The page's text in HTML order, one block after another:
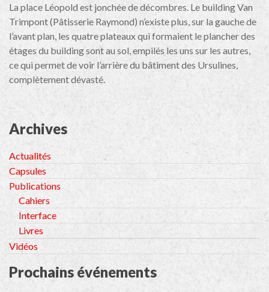
La place Léopold est jonchée de décombres. Le building Van
Trimpont (Pâtisserie Raymond) n’existe plus, sur la gauche de
l’avant plan, les quatre plateaux qui formaient le plancher des
étages du building sont au sol, empilés les uns sur les autres,
ce qui permet de voir l’arrière du bâtiment des Ursulines,
complètement dévasté.
Archives
Actualités
Capsules
Publications
Cahiers
Interface
Livres
Vidéos
Prochains événements